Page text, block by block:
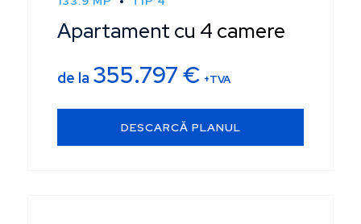
Apartament cu 4 camere
de la 355.797€ +TVA
DESCARCĂ PLANUL